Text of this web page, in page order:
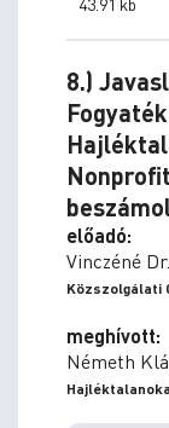
8.)
előadó:
Vinczéné
Közszolgálati
meghívott:
Németh